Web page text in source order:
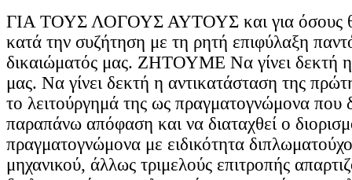
ΓΙΑ ΤΟΥΣ ΛΟΓΟΥΣ ΑΥΤΟΥΣ και για όσους
κατά την συζήτηση με τη ρητή επιφύλαξη
δικαιώματός μας. ΖΗΤΟΥΜΕ Να γίνει δεκτή
μας. Να γίνει δεκτή η αντικατάσταση της
το λειτούργημά της ως πραγματογνώμονα που
παραπάνω απόφαση και να διαταχθεί ο
πραγματογνώμονα με ειδικότητα
μηχανικού, άλλως τριμελούς επιτροπής